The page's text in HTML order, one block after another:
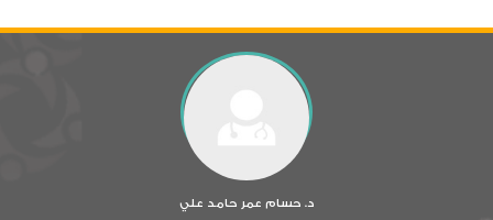
د. حسام عمر حامد علي